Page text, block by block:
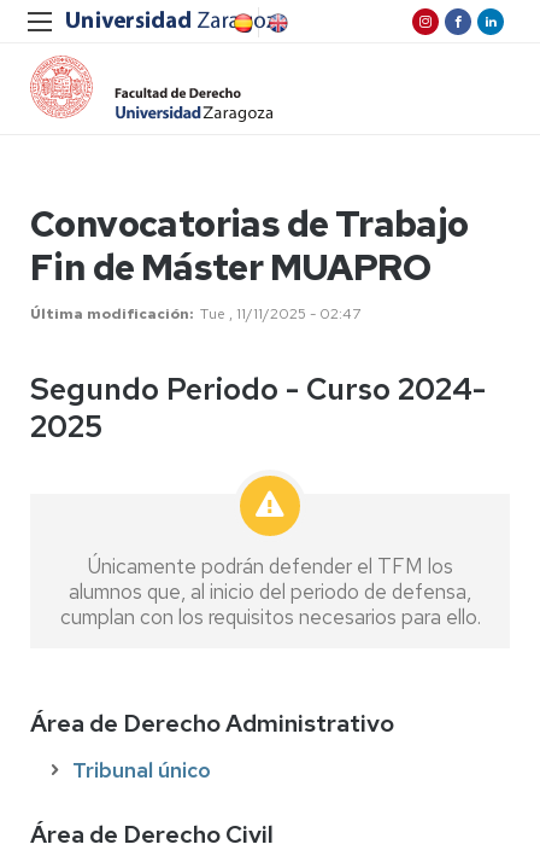
Convocatorias de Trabajo
Fin de Máster MUAPRO
Última modificación Tue , 11/11/2025 - 02:47
Segundo Periodo - Curso 2024-
2025
Únicamente podrán defender el TFM los
alumnos que, al inicio del periodo de defensa,
cumplan con los requisitos necesarios para ello.
Área de Derecho Administrativo
Tribunal único
Área de Derecho Civil